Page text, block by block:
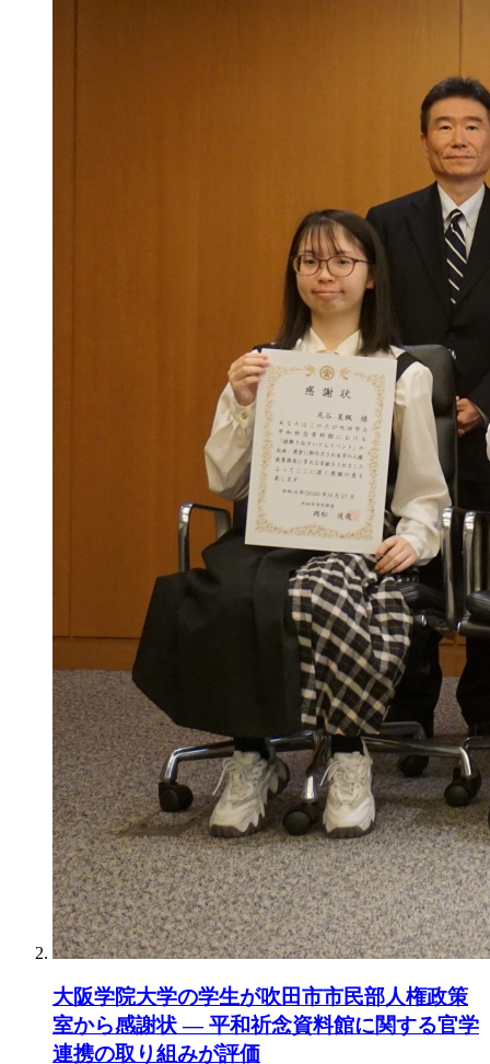
大阪学院大学の学生が吹田市市民部人権政策
室から感謝状 ― 平和祈念資料館に関する官学
連携の取り組みが評価